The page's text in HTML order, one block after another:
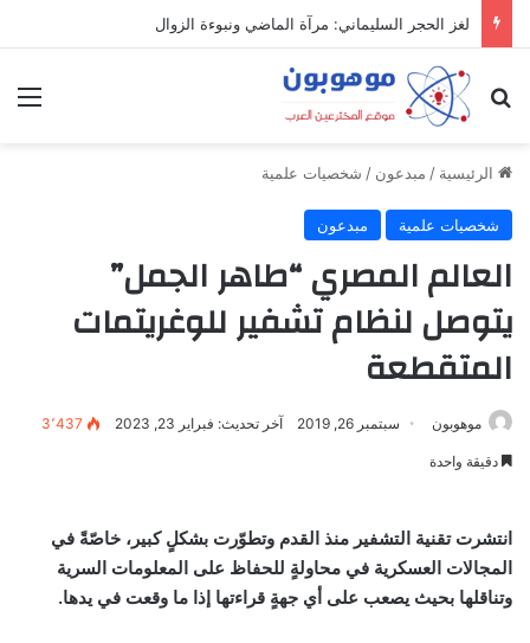
لغز الحجر السليماني: مرآة الماضي ونبوءة الزوال
بحث عن
الرئيسية / مبدعون / شخصيات علمية
شخصيات علمية مبدعون
العالم المصري “طاهر الجمل”
يتوصل لنظام تشفير للوغريتمات
المتقطعة
موهوبون سبتمبر 26, 2019 آخر تحديث: فبراير 23, 2023 3٬437
دقيقة واحدة
انتشرت تقنية التشفير منذ القدم وتطوّرت بشكلٍ كبير، خاصّةً في
المجالات العسكرية في محاولةٍ للحفاظ على المعلومات السرية
وتناقلها بحيث يصعب على أي جهةٍ قراءتها إذا ما وقعت في يدها.